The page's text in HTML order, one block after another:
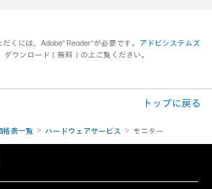
くには、Adobe® Reader®が必要です。 アドビシステムズ
ダウンロード（無料）の上ご覧ください。
トップに戻る
格表一覧 ハードウェアサービス モニター